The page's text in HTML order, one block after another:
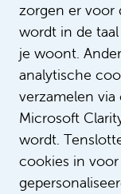
zorgen er voor
wordt in de
je woont.
analytische
verzamelen via
Microsoft
wordt.
cookies in